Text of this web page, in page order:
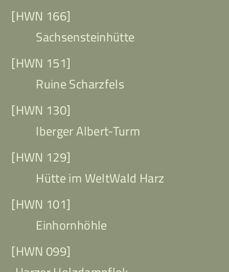
[HWN 166]
Sachsensteinhütte
[HWN 151]
Ruine Scharzfels
[HWN 130]
Iberger Albert-Turm
[HWN 129]
Hütte im WeltWald Harz
[HWN 101]
Einhornhöhle
[HWN 099]